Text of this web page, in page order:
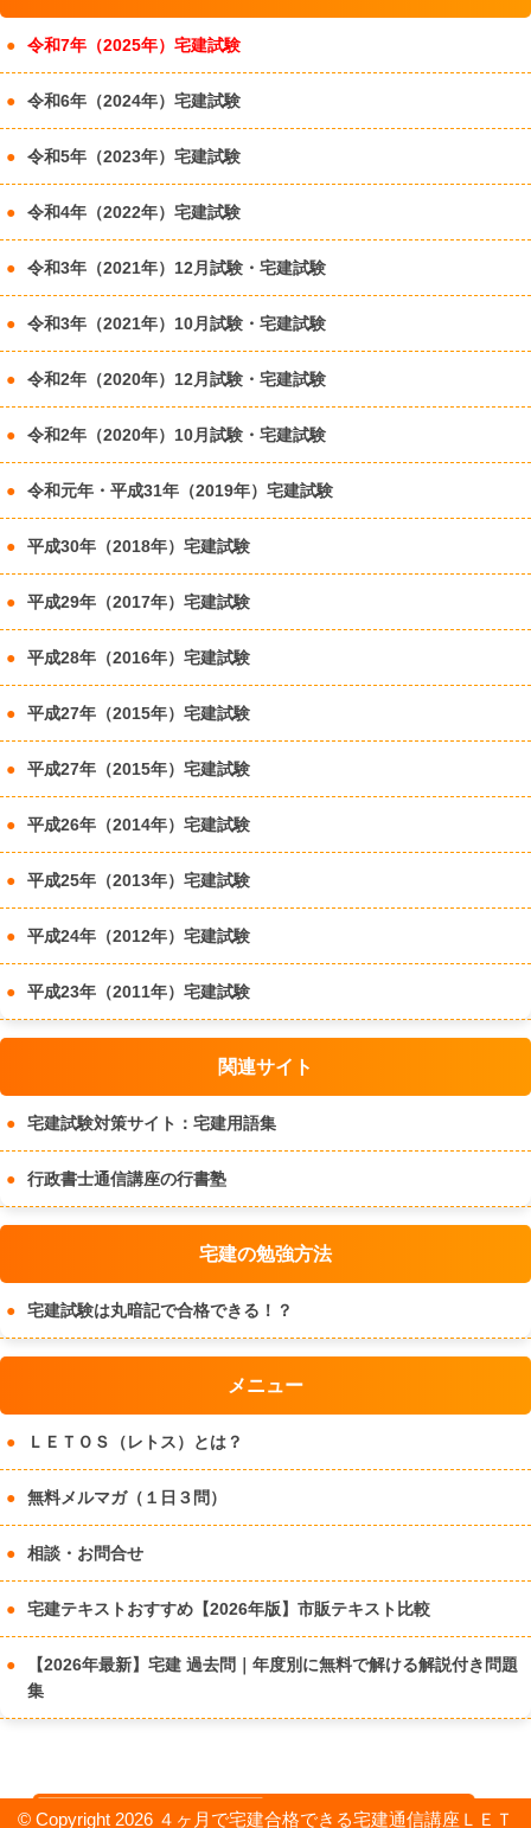
令和7年（2025年）宅建試験
令和6年（2024年）宅建試験
令和5年（2023年）宅建試験
令和4年（2022年）宅建試験
令和3年（2021年）12月試験・宅建試験
令和3年（2021年）10月試験・宅建試験
令和2年（2020年）12月試験・宅建試験
令和2年（2020年）10月試験・宅建試験
令和元年・平成31年（2019年）宅建試験
平成30年（2018年）宅建試験
平成29年（2017年）宅建試験
平成28年（2016年）宅建試験
平成27年（2015年）宅建試験
平成27年（2015年）宅建試験
平成26年（2014年）宅建試験
平成25年（2013年）宅建試験
平成24年（2012年）宅建試験
平成23年（2011年）宅建試験
関連サイト
宅建試験対策サイト：宅建用語集
行政書士通信講座の行書塾
宅建の勉強方法
宅建試験は丸暗記で合格できる！？
メニュー
ＬＥＴＯＳ（レトス）とは？
無料メルマガ（１日３問）
相談・お問合せ
宅建テキストおすすめ【2026年版】市販テキスト比較
【2026年最新】宅建 過去問｜年度別に無料で解ける解説付き問題
集
© Copyright 2026 ４ヶ月で宅建合格できる宅建通信講座ＬＥＴ